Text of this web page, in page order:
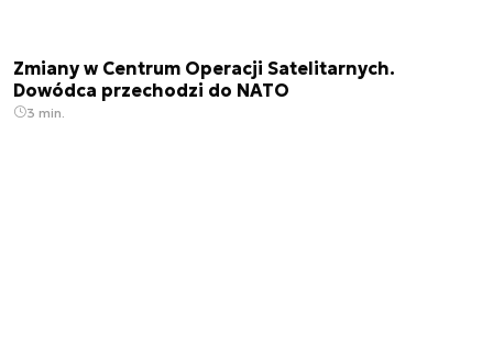
Zmiany w Centrum Operacji Satelitarnych.
Dowódca przechodzi do NATO
3 min.